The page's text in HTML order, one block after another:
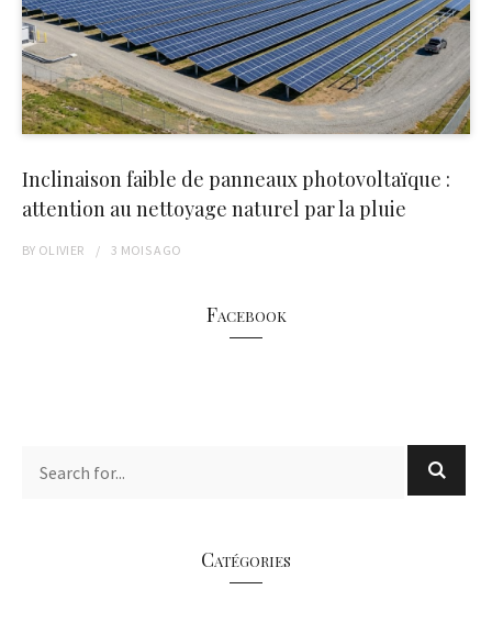
Inclinaison faible de panneaux photovoltaïque :
attention au nettoyage naturel par la pluie
BY OLIVIER 3 MOISAGO
Facebook
Catégories